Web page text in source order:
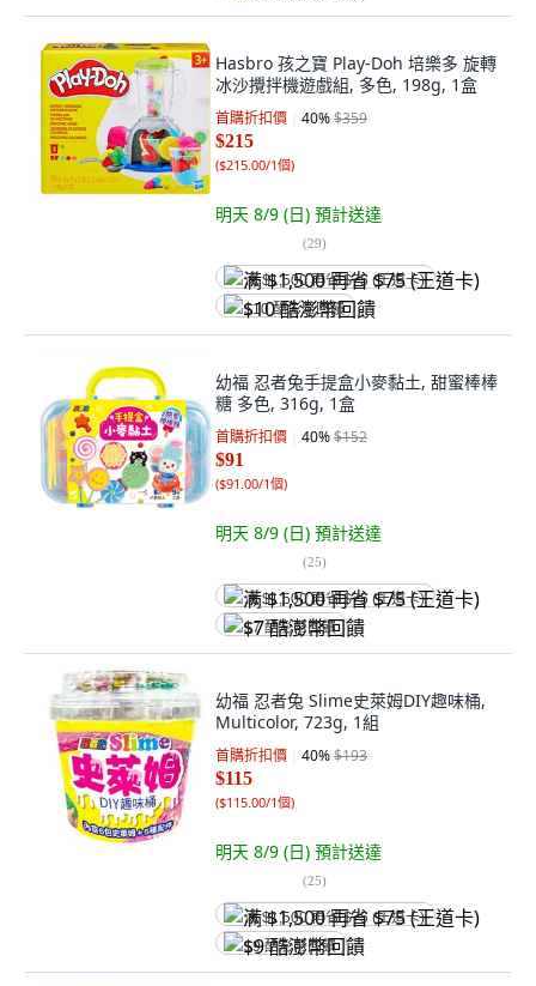
Hasbro 孩之寶 Play-Doh 培樂多 旋轉
冰沙攪拌機遊戲組, 多色, 198g, 1盒
首購折扣價 40%$359
$215
($215.00/1個)
明天 8/9 (日) 預計送達
(29)
满 $1,500 再省 $75 (王道卡)
$10 酷澎幣回饋
幼福 忍者兔手提盒小麥黏土, 甜蜜棒棒
糖 多色, 316g, 1盒
首購折扣價 40%$152
$91
($91.00/1個)
明天 8/9 (日) 預計送達
(25)
满 $1,500 再省 $75 (王道卡)
$7 酷澎幣回饋
幼福 忍者兔 Slime史萊姆DIY趣味桶,
Multicolor, 723g, 1組
首購折扣價 40%$193
$115
($115.00/1個)
明天 8/9 (日) 預計送達
(25)
满 $1,500 再省 $75 (王道卡)
$9 酷澎幣回饋